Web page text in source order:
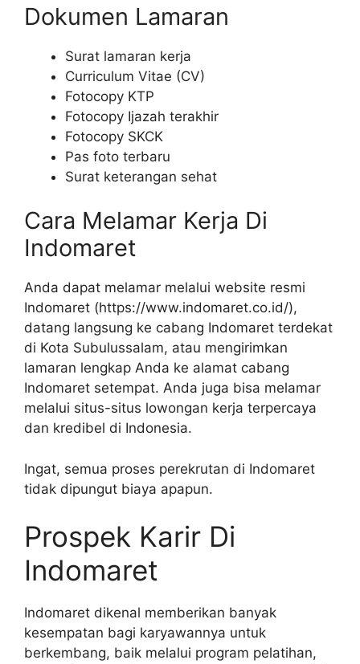
Dokumen Lamaran
Surat lamaran kerja
Curriculum Vitae (CV)
Fotocopy KTP
Fotocopy Ijazah terakhir
Fotocopy SKCK
Pas foto terbaru
Surat keterangan sehat
Cara Melamar Kerja Di
Indomaret
Anda dapat melamar melalui website resmi
Indomaret (https://www.indomaret.co.id/),
datang langsung ke cabang Indomaret terdekat
di Kota Subulussalam, atau mengirimkan
lamaran lengkap Anda ke alamat cabang
Indomaret setempat. Anda juga bisa melamar
melalui situs-situs lowongan kerja terpercaya
dan kredibel di Indonesia.
Ingat, semua proses perekrutan di Indomaret
tidak dipungut biaya apapun.
Prospek Karir Di
Indomaret
Indomaret dikenal memberikan banyak
kesempatan bagi karyawannya untuk
berkembang, baik melalui program pelatihan,